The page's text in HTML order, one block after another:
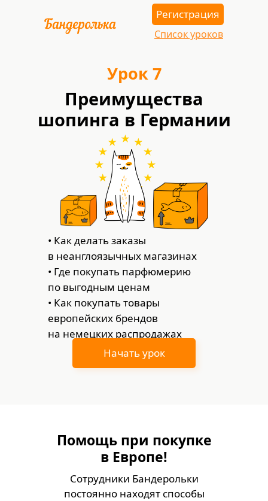
Регистрация
Список уроков
Урок 7
Преимущества
шопинга в Германии
• Как делать заказы
в неанглоязычных магазинах
• Где покупать парфюмерию
по выгодным ценам
• Как покупать товары
европейских брендов
на немецких распродажах
Начать урок
Сотрудники Бандерольки
постоянно находят способы
Помощь при покупке
в Европе!